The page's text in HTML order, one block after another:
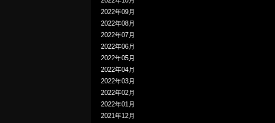
2022年09月
2022年08月
2022年07月
2022年06月
2022年05月
2022年04月
2022年03月
2022年02月
2022年01月
2021年12月